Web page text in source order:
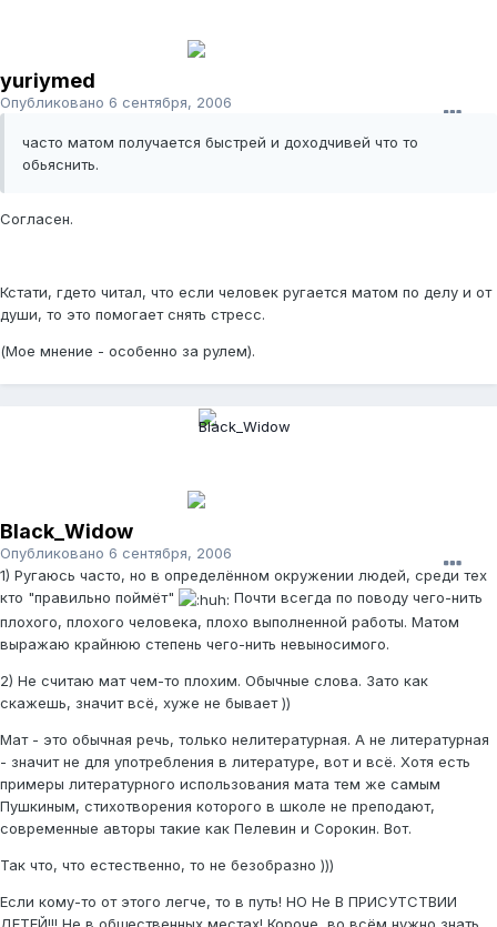
yuriymed
Опубликовано 6 сентября, 2006
часто матом получается быстрей и доходчивей что то
обьяснить.
Согласен.
Кстати, гдето читал, что если человек ругается матом по делу и от
души, то это помогает снять стресс.
(Мое мнение - особенно за рулем).
Black_Widow
Опубликовано 6 сентября, 2006
1) Ругаюсь часто, но в определённом окружении людей, среди тех
кто "правильно поймёт"
Почти всегда по поводу чего-нить
плохого, плохого человека, плохо выполненной работы. Матом
выражаю крайнюю степень чего-нить невыносимого.
2) Не считаю мат чем-то плохим. Обычные слова. Зато как
скажешь, значит всё, хуже не бывает ))
Мат - это обычная речь, только нелитературная. А не литературная
- значит не для употребления в литературе, вот и всё. Хотя есть
примеры литературного использования мата тем же самым
Пушкиным, стихотворения которого в школе не преподают,
современные авторы такие как Пелевин и Сорокин. Вот.
Так что, что естественно, то не безобразно )))
Если кому-то от этого легче, то в путь! НО Не В ПРИСУТСТВИИ